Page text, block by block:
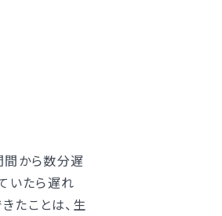
間から数分遅
いたら遅れ
たことは、生